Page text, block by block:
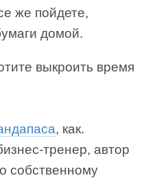
же пойдете,
домой.
выкроить время
, как.
тренер, автор
собственному